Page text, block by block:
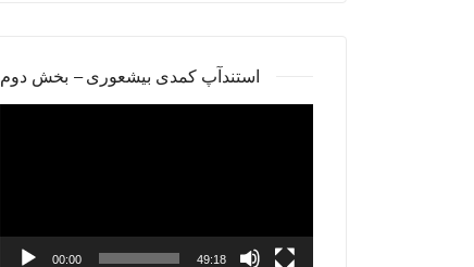
استندآپ کمدی بیشعوری – بخش دوم
00:00 49:18